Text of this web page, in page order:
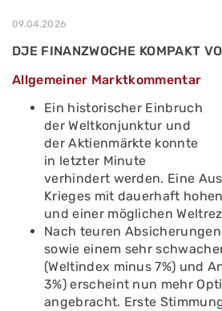
09.04.2026
DJE FINANZWOCHE KOMPAKT
Allgemeiner Marktkommentar
Ein historischer Einbruch
der Weltkonjunktur und
der Aktienmärkte konnte
in letzter Minute
verhindert werden. Eine
Krieges mit dauerhaft
und einer möglichen
Nach teuren
sowie einem sehr
(Weltindex minus 7%) und
3%) erscheint nun mehr
angebracht. Erste